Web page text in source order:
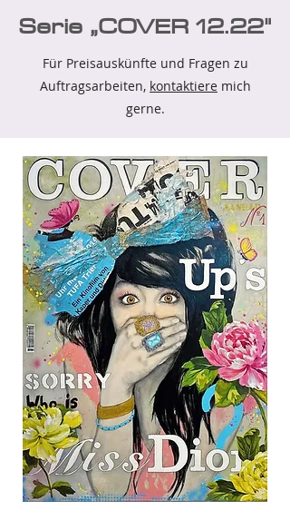
Serie „COVER 12.22"
Für Preisauskünfte und Fragen zu
Auftragsarbeiten, kontaktiere mich
gerne.